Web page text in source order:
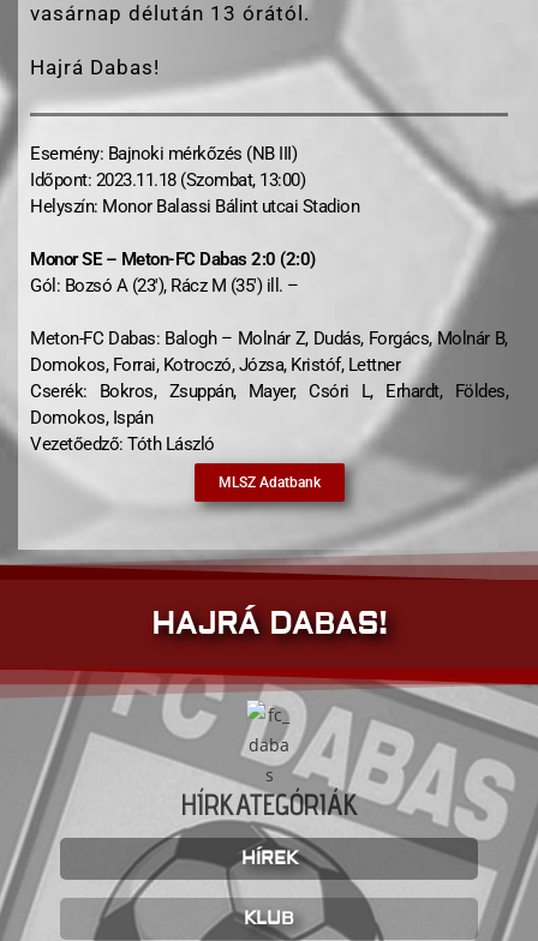
vasárnap délután 13 órától.
Hajrá Dabas!
Esemény: Bajnoki mérkőzés (NB III)
Időpont: 2023.11.18 (Szombat, 13:00)
Helyszín: Monor Balassi Bálint utcai Stadion
Monor SE – Meton-FC Dabas 2:0 (2:0)
Gól: Bozsó A (23′), Rácz M (35′) ill. –
Meton-FC Dabas: Balogh – Molnár Z, Dudás, Forgács, Molnár B,
Domokos, Forrai, Kotroczó, Józsa, Kristóf, Lettner
Cserék: Bokros, Zsuppán, Mayer, Csóri L, Erhardt, Földes,
Domokos, Ispán
Vezetőedző: Tóth László
MLSZ Adatbank
HAJRÁ DABAS!
HÍRKATEGÓRIÁK
HÍREK
KLUB